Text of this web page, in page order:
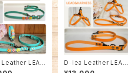
LEAD
セット商品！
D-lea Leather LEAD
&HARNESS セット商